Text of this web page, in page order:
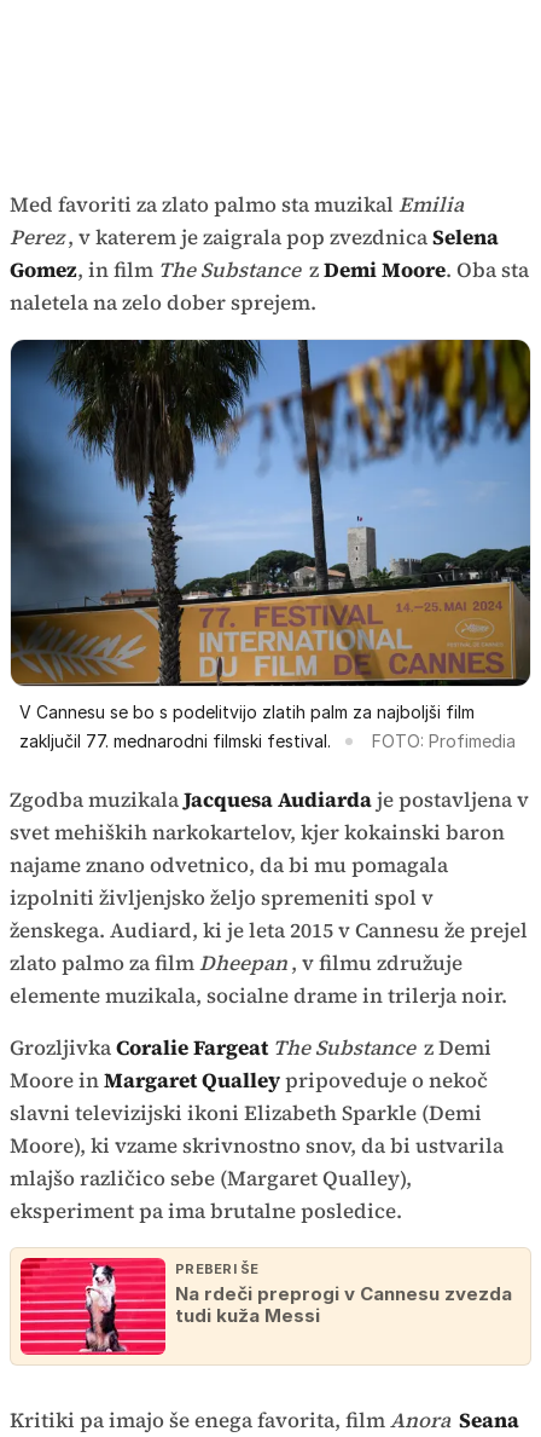
Med favoriti za zlato palmo sta muzikal Emilia
Perez, v katerem je zaigrala pop zvezdnicaSelena
Gomez, in film The Substance zDemi Moore. Oba sta
naletela na zelo dober sprejem.
V Cannesu se bo s podelitvijo zlatih palm za najboljši film
zaključil 77. mednarodni filmski festival.
FOTO: Profimedia
Zgodba muzikalaJacquesa Audiardaje postavljena v
svet mehiških narkokartelov, kjer kokainski baron
najame znano odvetnico, da bi mu pomagala
izpolniti življenjsko željo spremeniti spol v
ženskega. Audiard, ki je leta 2015 v Cannesu že prejel
zlato palmo za filmDheepan, v filmu združuje
elemente muzikala, socialne drame in trilerja noir.
GrozljivkaCoralie Fargeat The Substance z Demi
Moore inMargaret Qualleypripoveduje o nekoč
slavni televizijski ikoni Elizabeth Sparkle (Demi
Moore), ki vzame skrivnostno snov, da bi ustvarila
mlajšo različico sebe (Margaret Qualley),
eksperiment pa ima brutalne posledice.
PREBERI ŠE
Na rdeči preprogi v Cannesu zvezda
tudi kuža Messi
Kritiki pa imajo še enega favorita, filmAnora Seana